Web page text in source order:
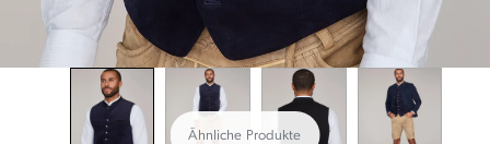
Ähnliche Produkte